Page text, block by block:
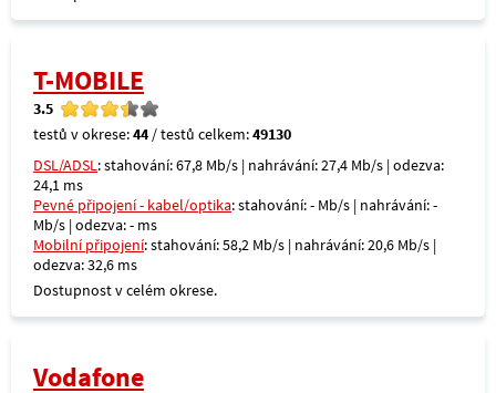
T-MOBILE
3.5
testů v okrese:44 / testů celkem:49130
DSL/ADSL: stahování: 67,8 Mb/s | nahrávání: 27,4 Mb/s | odezva:
24,1 ms
Pevné připojení - kabel/optika: stahování: - Mb/s | nahrávání: -
Mb/s | odezva: - ms
Mobilní připojení: stahování: 58,2 Mb/s | nahrávání: 20,6 Mb/s |
odezva: 32,6 ms
Dostupnost v celém okrese.
Vodafone